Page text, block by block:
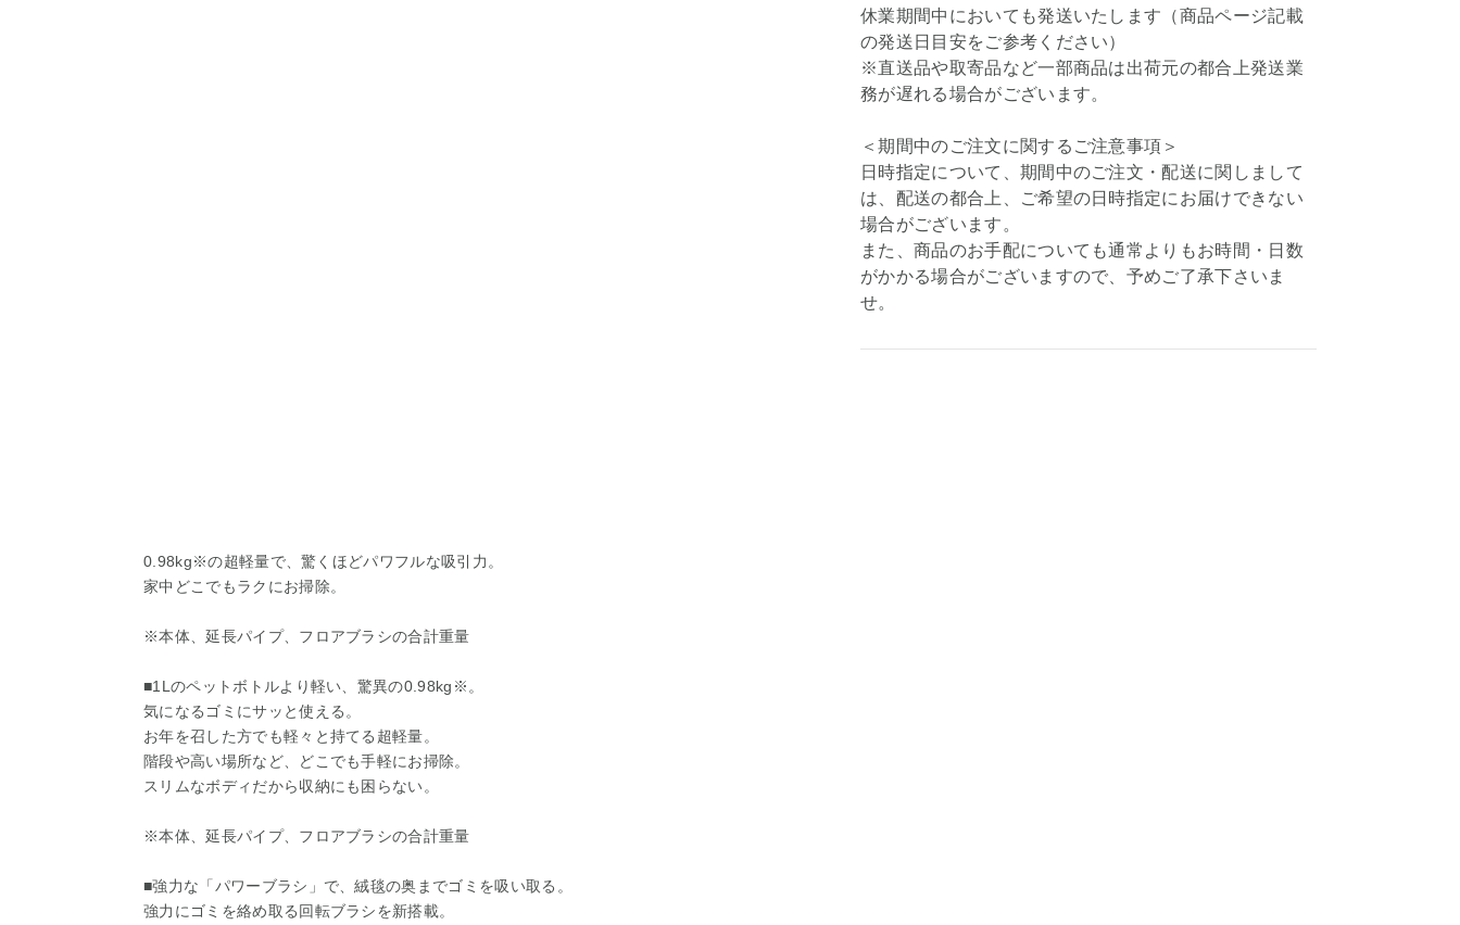
0.98kg※の超軽量で、驚くほどパワフルな吸引力。
家中どこでもラクにお掃除。
※本体、延長パイプ、フロアブラシの合計重量
■1Lのペットボトルより軽い、驚異の0.98kg※。
気になるゴミにサッと使える。
お年を召した方でも軽々と持てる超軽量。
階段や高い場所など、どこでも手軽にお掃除。
スリムなボディだから収納にも困らない。
※本体、延長パイプ、フロアブラシの合計重量
■強力な「パワーブラシ」で、絨毯の奥までゴミを吸い取る。
強力にゴミを絡め取る回転ブラシを新搭載。
休業期間中においても発送いたします（商品ページ記載
の発送日目安をご参考ください）
※直送品や取寄品など一部商品は出荷元の都合上発送業
務が遅れる場合がございます。
＜期間中のご注文に関するご注意事項＞
日時指定について、期間中のご注文・配送に関しまして
は、配送の都合上、ご希望の日時指定にお届けできない
場合がございます。
また、商品のお手配についても通常よりもお時間・日数
がかかる場合がございますので、予めご了承下さいま
せ。